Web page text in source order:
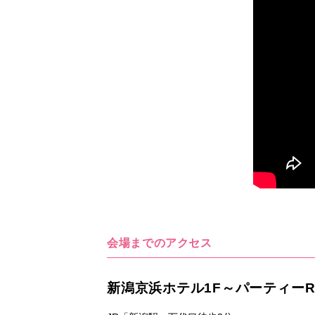
会場までのアクセス
新潟京浜ホテル1F～パーティー